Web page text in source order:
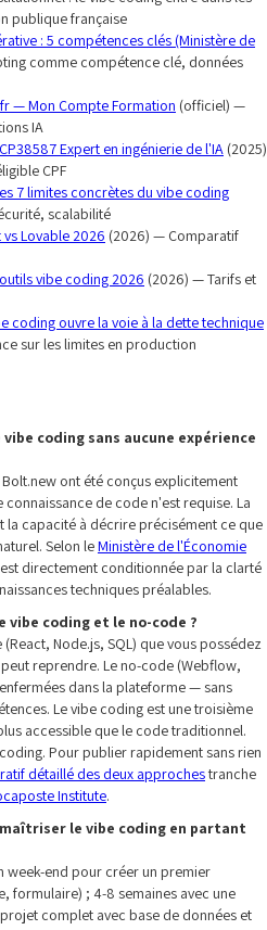
publique française
: 5 compétences clés (Ministère de
comme compétence clé, données
— Mon Compte Formation (officiel) —
IA
Expert en ingénierie de l'IA (2025)
CPF
7 limites concrètes du vibe coding
scalabilité
Lovable 2026 (2026) — Comparatif
vibe coding 2026 (2026) — Tarifs et
coding ouvre la voie à la dette technique
sur les limites en production
coding sans aucune expérience
ont été conçus explicitement
de code n'est requise. La
capacité à décrire précisément ce que
Selon leMinistère de l'Économie
directement conditionnée par la clarté
techniques préalables.
coding et le no-code ?
Node.js, SQL) que vous possédez
reprendre. Le no-code (Webflow,
dans la plateforme — sans
Le vibe coding est une troisième
accessible que le code traditionnel.
Pour publier rapidement sans rien
détaillé des deux approchestranche
Institute.
le vibe coding en partant
week-end pour créer un premier
formulaire) ; 4-8 semaines avec une
complet avec base de données et